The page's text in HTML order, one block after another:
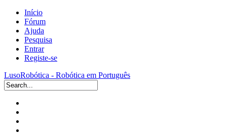
Início
Fórum
Ajuda
Pesquisa
Entrar
Registe-se
LusoRobótica - Robótica em Português